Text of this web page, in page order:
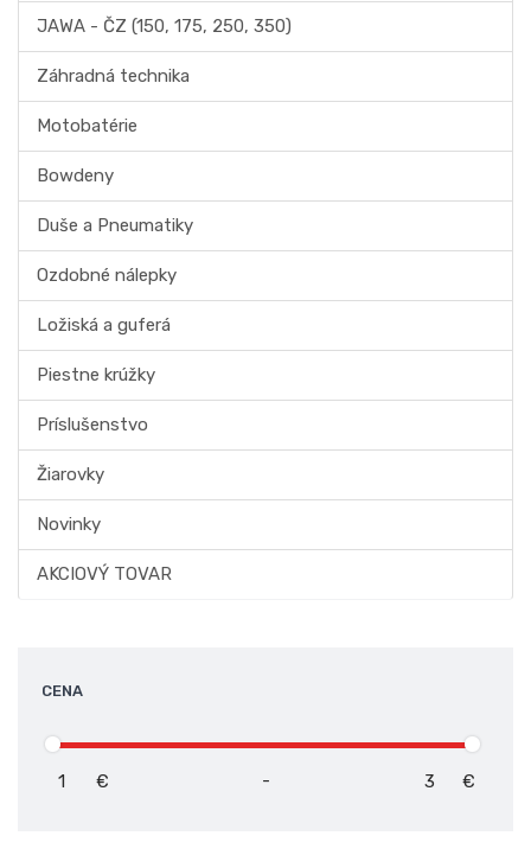
JAWA - ČZ (150, 175, 250, 350)
Záhradná technika
Motobatérie
Bowdeny
Duše a Pneumatiky
Ozdobné nálepky
Ložiská a guferá
Piestne krúžky
Príslušenstvo
Žiarovky
Novinky
AKCIOVÝ TOVAR
CENA
€ - €